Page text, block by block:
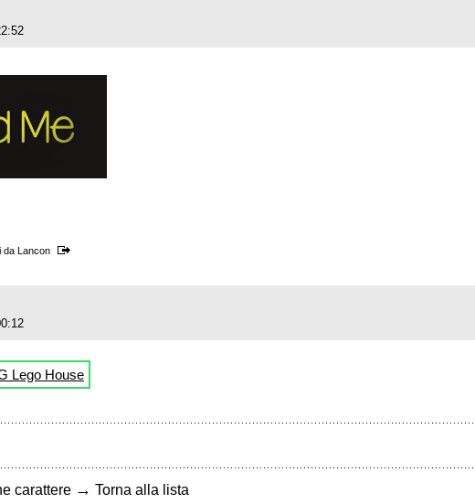
da Lancon
Lego House
carattere → Torna alla lista